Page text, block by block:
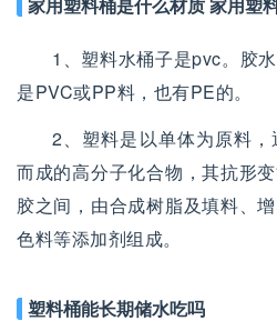
1、塑料水桶子是pvc。胶
是PVC或PP料，也有PE的。
2、塑料是以单体为原料
而成的高分子化合物，其抗形
胶之间，由合成树脂及填料、
色料等添加剂组成。
塑料桶能长期储水吃吗